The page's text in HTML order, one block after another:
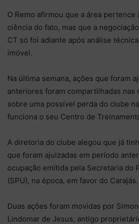
O Remo afirmou que a área pertence
ciência do fato, mas que a
CT só foi adiante após análise
imóvel.
Na última semana, ações que foram
anteriores foram compartilhadas nas
sobre uma possível perda do clube
funciona o seu Centro de
A diretoria do clube alegou que já
que foram ajuizadas em período
ocupação emitida pela Secretaria do
(SPU), na época, em favor do Carajás.
Duas ações foram movidas por
Lindomar de Jesus, antigo